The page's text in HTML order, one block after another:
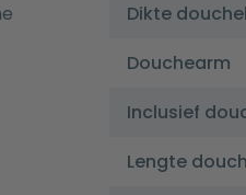
Dikte
Douchearm
Inclusief
Lengte